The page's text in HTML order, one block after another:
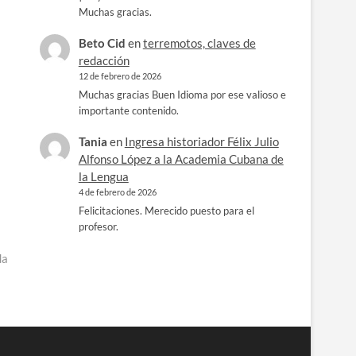
Muchas gracias.
Beto Cid enterremotos, claves de
redacción
12 de febrero de 2026
Muchas gracias Buen Idioma por ese valioso e
importante contenido.
Tania en Ingresa historiador Félix Julio
Alfonso López a la Academia Cubana de
la Lengua
4 de febrero de 2026
Felicitaciones. Merecido puesto para el
profesor.